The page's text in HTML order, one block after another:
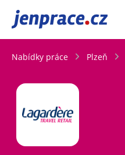
JenPráce.cz
Nabídky práce Plzeň